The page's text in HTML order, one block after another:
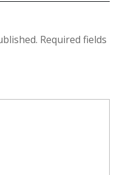
Required fields